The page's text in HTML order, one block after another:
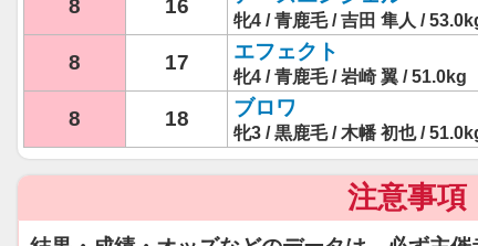
8 16
牝4 / 青鹿毛 / 吉田 隼人 /
8 17 エフェクト
牝4 / 青鹿毛 / 岩崎 翼 / 51.0kg
8 18 ブロワ
牝3 / 黒鹿毛 / 木幡 初也 /
注意事項